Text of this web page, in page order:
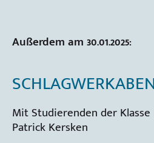
Außerdem am 30.01.2025:
Mit Studierenden der Klasse
Patrick Kersken